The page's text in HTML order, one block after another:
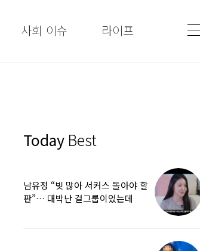
사회 이슈 라이프
Today Best
남유정 “빚 많아 서커스 돌아야 할
판”… 대박난 걸그룹이었는데